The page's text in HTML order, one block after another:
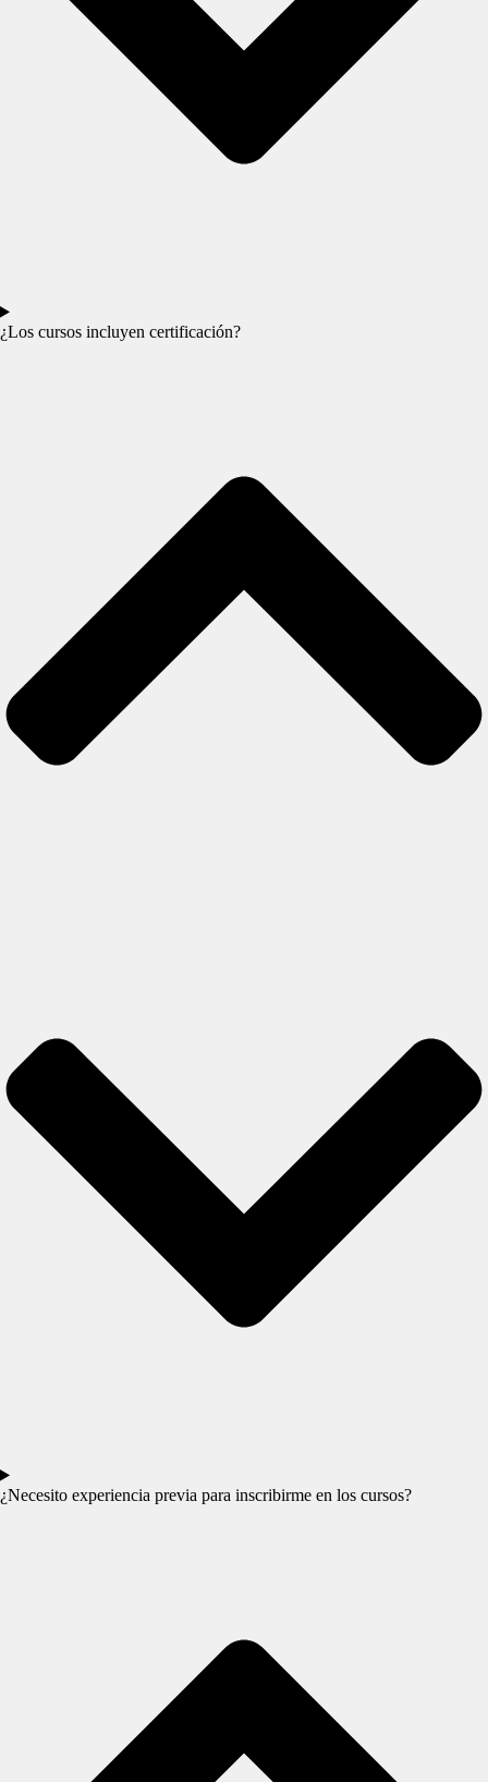
¿Los cursos incluyen certificación?
¿Necesito experiencia previa para inscribirme en los cursos?